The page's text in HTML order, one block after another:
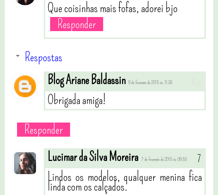
Que coisinhas mais fofas, adorei bjo
Responder
Respostas
Blog Ariane Baldassin 9 de fevereiro de 2015 às 11:36
Obrigada amiga!
Responder
Lucimar da Silva Moreira 7 de fevereiro de 2015 às 09:50
Lindos os modelos, qualquer menina fica
linda com os calçados.